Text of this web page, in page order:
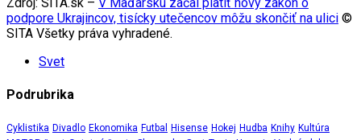
podpore Ukrajincov, tisícky utečencov môžu skončiť na ulici ©
SITA Všetky práva vyhradené.
Svet
Podrubrika
Cyklistika Divadlo Ekonomika Futbal Hisense Hokej Hudba Knihy Kultúra